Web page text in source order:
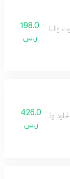
والياسمين تنتهي
198.0
ر.س
والمسك والأخشاب
426.0
ر.س